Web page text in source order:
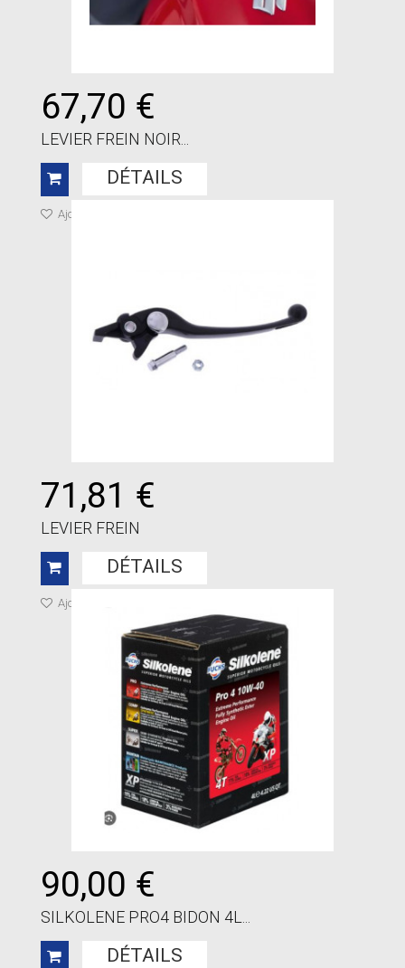
67,70 €
LEVIER FREIN NOIR...
DÉTAILS
Ajouter à ma liste de cadeaux
71,81 €
LEVIER FREIN
DÉTAILS
Ajouter à ma liste de cadeaux
90,00 €
SILKOLENE PRO4 BIDON 4L...
DÉTAILS